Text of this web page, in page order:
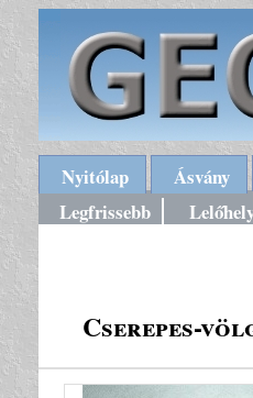
Nyitólap Ásvány
Legfrissebb
Cserepes-